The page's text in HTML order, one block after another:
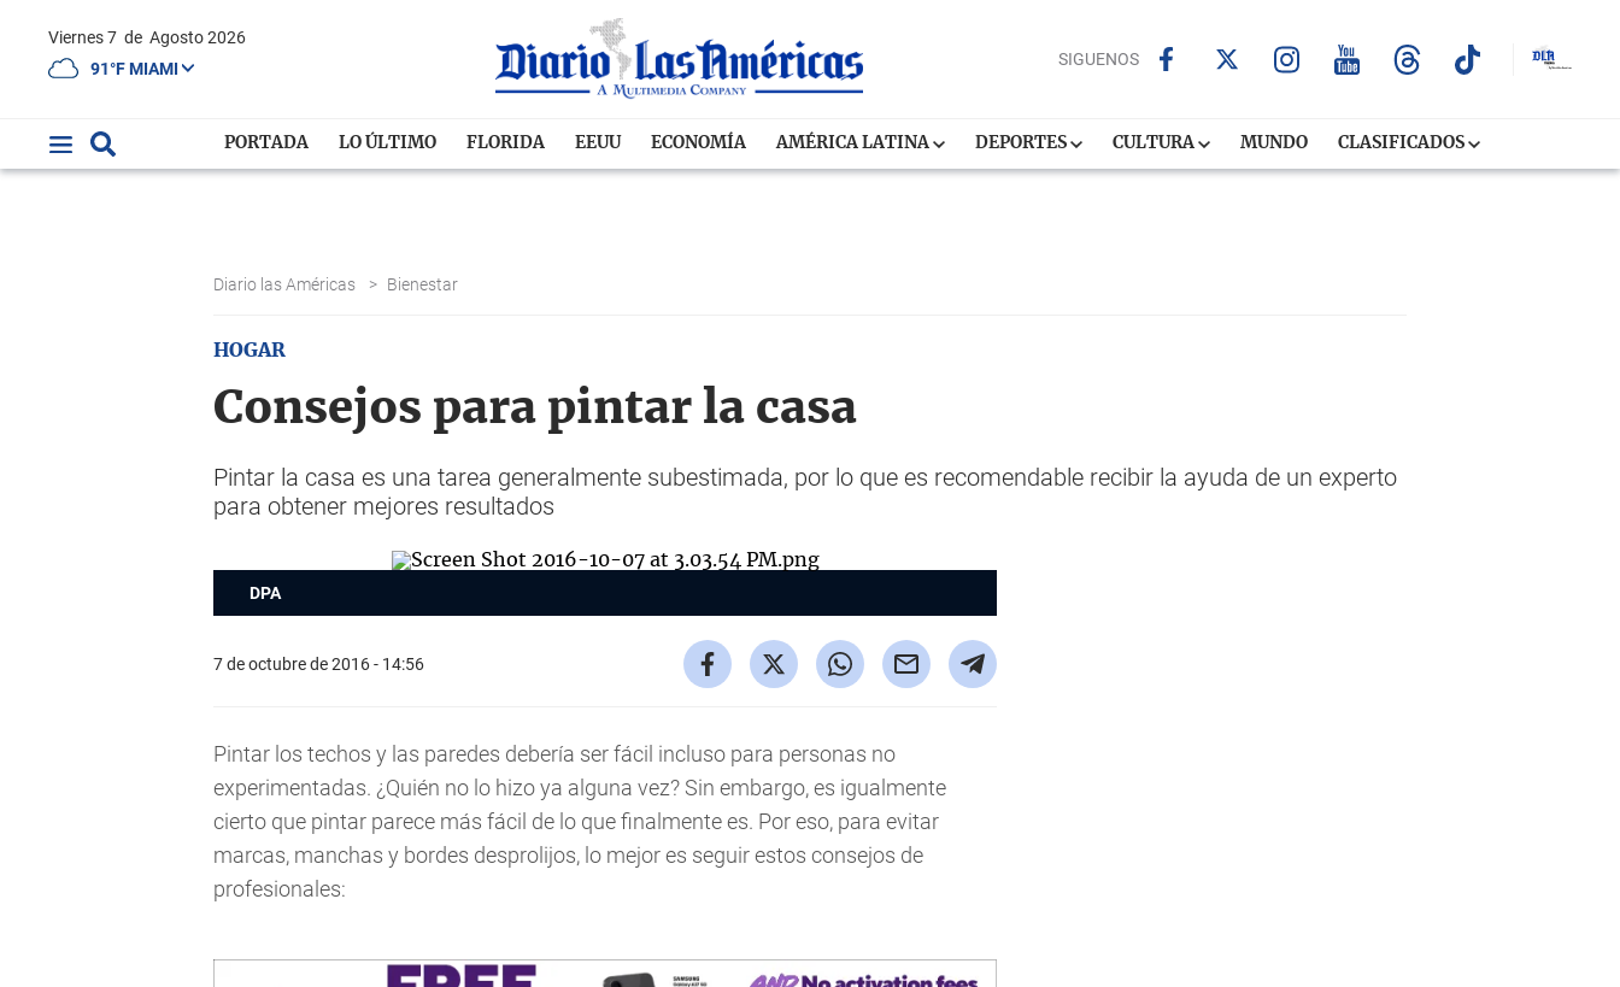
Viernes 7 de Agosto 2026
91°F MIAMI
SIGUENOS
PORTADA LO ÚLTIMO FLORIDA EEUU ECONOMÍA AMÉRICA LATINA DEPORTES CULTURA MUNDO CLASIFICADOS
Diario las Américas > Bienestar
HOGAR
Consejos para pintar la casa
Pintar la casa es una tarea generalmente subestimada, por lo que es recomendable recibir la ayuda de un experto
para obtener mejores resultados
DPA
7 de octubre de 2016 - 14:56
Pintar los techos y las paredes debería ser fácil incluso para personas no
experimentadas. ¿Quién no lo hizo ya alguna vez? Sin embargo, es igualmente
cierto que pintar parece más fácil de lo que finalmente es. Por eso, para evitar
marcas, manchas y bordes desprolijos, lo mejor es seguir estos consejos de
profesionales: